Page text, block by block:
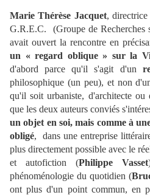
Marie Thérèse Jacquet, directrice
G.R.E.C. (Groupe de Recherches
avait ouvert la rencontre en
un « regard oblique » sur la
d'abord parce qu'il s'agit d'un
philosophique (un peu), et non
qu'il soit urbaniste, d'architecte ou
que les deux auteurs conviés
un objet en soi, mais comme à
obligé, dans une entreprise
plus directement possible avec le
et autofiction (Philippe Vasset
phénoménologie du quotidien (
ont plus d'un point commun, en